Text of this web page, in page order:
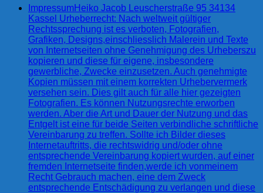
ImpressumHeiko Jacob Leuscherstraße 95 34134
Kassel Urheberrecht: Nach weltweit gültiger
Rechtssprechung ist es verboten, Fotografien,
Grafiken, Designs,einschliesslich Malerein und Texte
von Internetseiten ohne Genehmigung des Urheberszu
kopieren und diese für eigene, insbesondere
gewerbliche, Zwecke einzusetzen. Auch genehmigte
Kopien müssen mit einem korrekten Urhebervermerk
versehen sein. Dies gilt auch für alle hier gezeigten
Fotografien. Es können Nutzungsrechte erworben
werden. Aber die Art und Dauer der Nutzung und das
Entgelt ist eine für beide Seiten verbindliche schriftliche
Vereinbarung zu treffen. Sollte ich Bilder dieses
Internetauftritts, die rechtswidrig und/oder ohne
entsprechende Vereinbarung kopiert wurden, auf einer
fremden Internetseite finden,werde ich vonmeinem
Recht Gebrauch machen, eine dem Zweck
entsprechende Entschädigung zu verlangen und diese